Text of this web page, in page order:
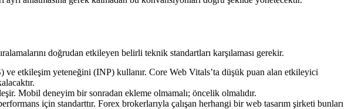
doğrudan etkileyen belirli teknik standartları karşılaması gerekir.
ve etkileşim yeteneğini (INP) kullanır. Core Web Vitals’ta düşük puan alan etkileyici
Mobil deneyim bir sonradan ekleme olmamalı; öncelik olmalıdır.
için standarttır. Forex brokerlarıyla çalışan herhangi bir web tasarım şirketi bunları